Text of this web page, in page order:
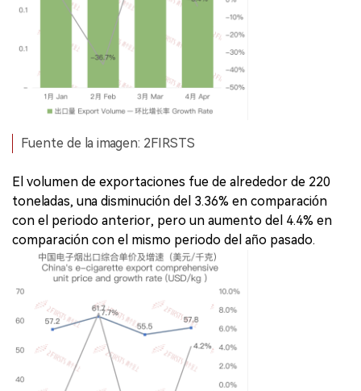
Fuente de la imagen: 2FIRSTS
El volumen de exportaciones fue de alrededor de 220
toneladas, una disminución del 3.36% en comparación
con el periodo anterior, pero un aumento del 4.4% en
comparación con el mismo periodo del año pasado.